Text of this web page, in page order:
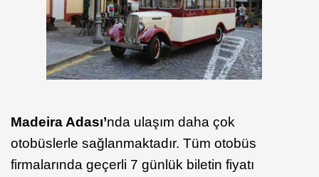
Madeira Adası’nda ulaşım daha çok
otobüslerle sağlanmaktadır. Tüm otobüs
firmalarında geçerli 7 günlük biletin fiyatı